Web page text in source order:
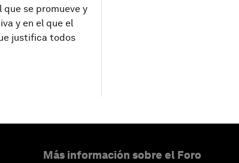
que se promueve y
y en el que el
justifica todos
Más información sobre el Foro